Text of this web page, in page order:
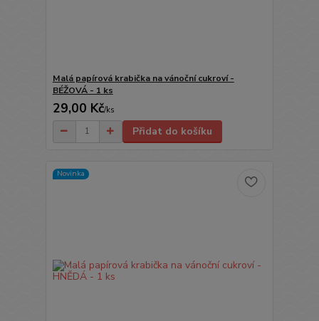
Malá papírová krabička na vánoční cukroví -
BÉŽOVÁ - 1 ks
29,00 Kč/ks
Přidat do košíku
Novinka